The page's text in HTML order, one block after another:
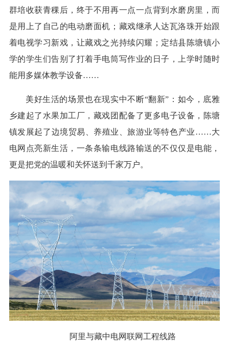
群培收获青稞后，终于不用再一点一点背到水磨房里，而
是用上了自己的电动磨面机；藏戏继承人达瓦洛珠开始跟
着电视学习新戏，让藏戏之光持续闪耀；定结县陈塘镇小
学的学生们告别了打着手电筒写作业的日子，上学时随时
能用多媒体教学设备……
美好生活的场景也在现实中不断“翻新”：如今，底雅
乡建起了水果加工厂，藏戏团配备了更多电子设备，陈塘
镇发展起了边境贸易、养殖业、旅游业等特色产业……大
电网点亮新生活，一条条输电线路输送的不仅仅是电能，
更是把党的温暖和关怀送到千家万户。
阿里与藏中电网联网工程线路